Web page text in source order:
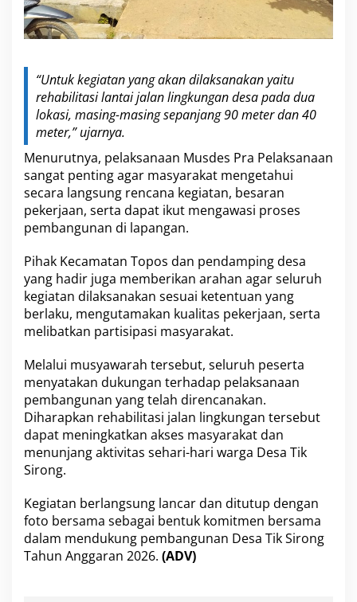
n
“Untuk kegiatan yang akan dilaksanakan yaitu
rehabilitasi lantai jalan lingkungan desa pada dua
lokasi, masing-masing sepanjang 90 meter dan 40
meter,” ujarnya.
Menurutnya, pelaksanaan Musdes Pra Pelaksanaan
sangat penting agar masyarakat mengetahui
secara langsung rencana kegiatan, besaran
pekerjaan, serta dapat ikut mengawasi proses
pembangunan di lapangan.
Pihak Kecamatan Topos dan pendamping desa
yang hadir juga memberikan arahan agar seluruh
kegiatan dilaksanakan sesuai ketentuan yang
berlaku, mengutamakan kualitas pekerjaan, serta
melibatkan partisipasi masyarakat.
Melalui musyawarah tersebut, seluruh peserta
menyatakan dukungan terhadap pelaksanaan
pembangunan yang telah direncanakan.
Diharapkan rehabilitasi jalan lingkungan tersebut
dapat meningkatkan akses masyarakat dan
menunjang aktivitas sehari-hari warga Desa Tik
Sirong.
Kegiatan berlangsung lancar dan ditutup dengan
foto bersama sebagai bentuk komitmen bersama
dalam mendukung pembangunan Desa Tik Sirong
Tahun Anggaran 2026. (ADV)